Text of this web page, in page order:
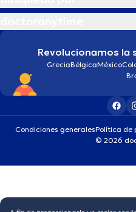
Revolucionamos la
GreciaBélgicaMéxico
Condiciones generalesPolítica de
© 2026